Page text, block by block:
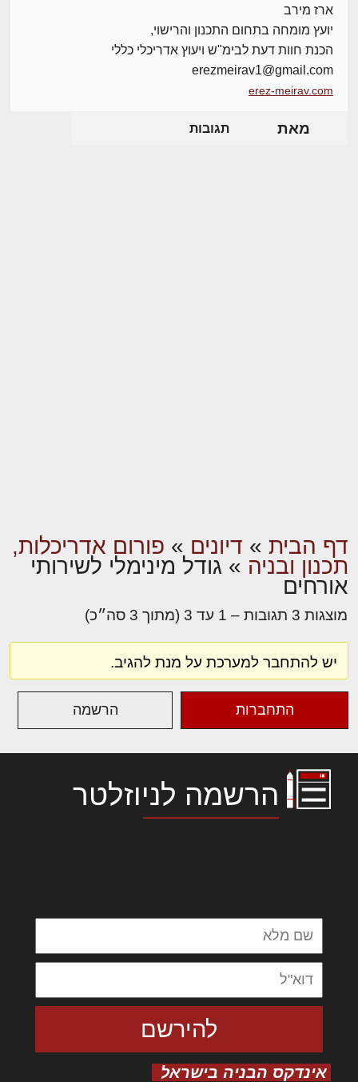
ארז מירב
יועץ מומחה בתחום התכנון והרישוי,
הכנת חוות דעת לבימ"ש ויעוץ אדריכלי כללי
erezmeirav1@gmail.com
erez-meirav.com
מאת תגובות
דף הבית » דיונים » פורום אדריכלות,
תכנון ובניה » גודל מינימלי לשירותי
אורחים
מוצגות 3 תגובות – 1 עד 3 (מתוך 3 סה״כ)
יש להתחבר למערכת על מנת להגיב.
התחברות הרשמה
הרשמה לניוזלטר
אינדקס הבניה בישראל